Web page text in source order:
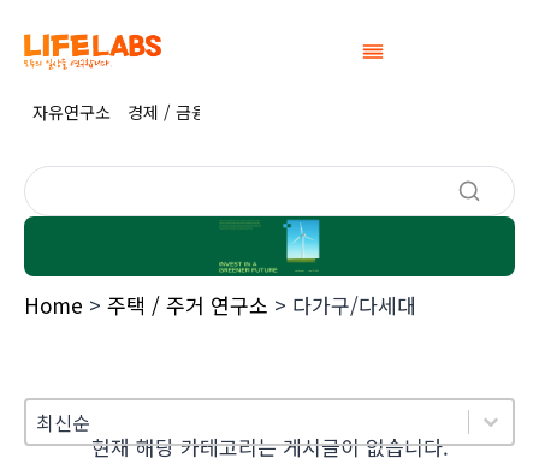
content
자유연구소 경제 / 금융 연구소
Home > 주택 / 주거 연구소 > 다가구/다세대
Sort
Sort content
최신순
Sort content
현재 해당 카테고리는 게시글이 없습니다.